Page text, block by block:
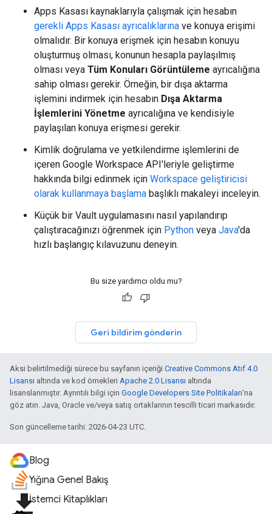
Apps Kasası kaynaklarıyla çalışmak için hesabın
gerekli Apps Kasası ayrıcalıklarına ve konuya erişimi
olmalıdır. Bir konuya erişmek için hesabın konuyu
oluşturmuş olması, konunun hesapla paylaşılmış
olması veya Tüm Konuları Görüntüleme ayrıcalığına
sahip olması gerekir. Örneğin, bir dışa aktarma
işlemini indirmek için hesabın Dışa Aktarma
İşlemlerini Yönetme ayrıcalığına ve kendisiyle
paylaşılan konuya erişmesi gerekir.
Kimlik doğrulama ve yetkilendirme işlemlerini de
içeren Google Workspace API'leriyle geliştirme
hakkında bilgi edinmek için Workspace geliştiricisi
olarak kullanmaya başlama başlıklı makaleyi inceleyin.
Küçük bir Vault uygulamasını nasıl yapılandırıp
çalıştıracağınızı öğrenmek için Python veya Java'da
hızlı başlangıç kılavuzunu deneyin.
Bu size yardımcı oldu mu?
Geri bildirim gönderin
Aksi belirtilmediği sürece bu sayfanın içeriği Creative Commons Atıf 4.0
Lisansı altında ve kod örnekleri Apache 2.0 Lisansı altında
lisanslanmıştır. Ayrıntılı bilgi için Google Developers Site Politikaları'na
göz atın. Java, Oracle ve/veya satış ortaklarının tescilli ticari markasıdır.
Son güncelleme tarihi: 2026-04-23 UTC.
Blog
Yığına Genel Bakış
file_downloadİstemci Kitaplıkları